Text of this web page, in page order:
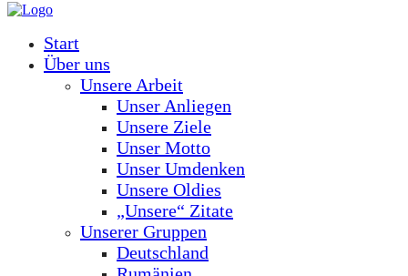
Start
Über uns
Unsere Arbeit
Unser Anliegen
Unsere Ziele
Unser Motto
Unser Umdenken
Unsere Oldies
„Unsere“ Zitate
Unserer Gruppen
Deutschland